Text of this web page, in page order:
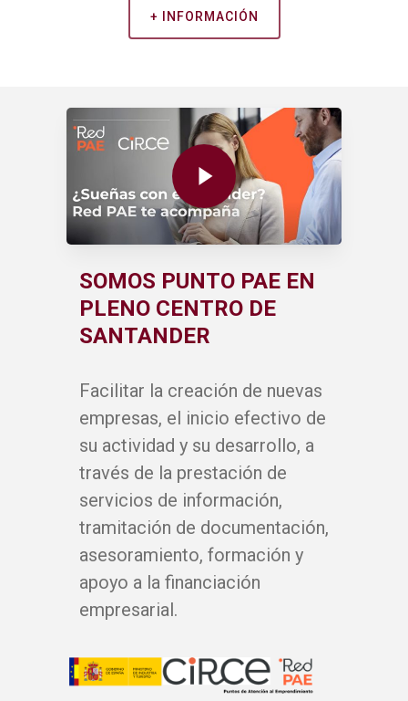
+ INFORMACIÓN
Play Video
SOMOS PUNTO PAE EN
PLENO CENTRO DE
SANTANDER
Facilitar la creación de nuevas
empresas, el inicio efectivo de
su actividad y su desarrollo, a
través de la prestación de
servicios de información,
tramitación de documentación,
asesoramiento, formación y
apoyo a la financiación
empresarial.